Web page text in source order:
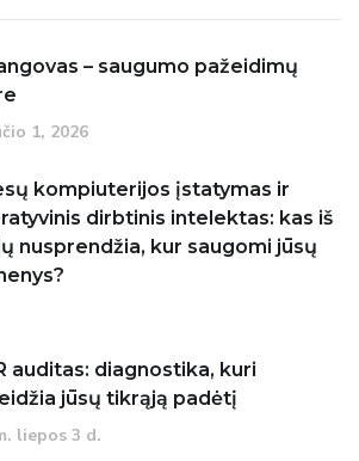
– saugumo pažeidimų
1, 2026
kompiuterijos įstatymas ir
dirbtinis intelektas: kas iš
nusprendžia, kur saugomi jūsų
auditas: diagnostika, kuri
jūsų tikrąją padėtį
liepos 3 d.